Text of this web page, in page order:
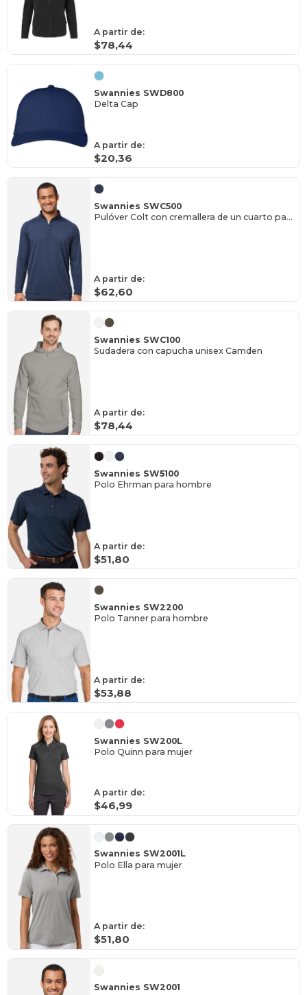
A partir de:
$78,44
Swannies SWD800
Delta Cap
A partir de:
$20,36
Swannies SWC500
Pulóver Colt con cremallera de un cuarto para hombre
A partir de:
$62,60
Swannies SWC100
Sudadera con capucha unisex Camden
A partir de:
$78,44
Swannies SW5100
Polo Ehrman para hombre
A partir de:
$51,80
Swannies SW2200
Polo Tanner para hombre
A partir de:
$53,88
Swannies SW200L
Polo Quinn para mujer
A partir de:
$46,99
Swannies SW2001L
Polo Ella para mujer
A partir de:
$51,80
Swannies SW2001